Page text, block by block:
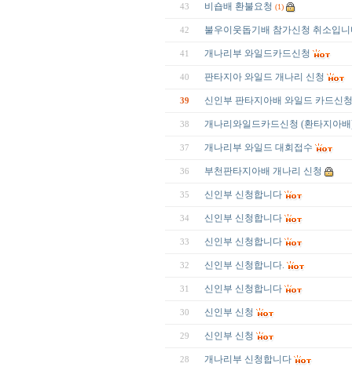
43 비숍배 환불요청 (1)
42 불우이웃돕기배 참가신청 취소입니
41 개나리부 와일드카드신청
40 판타지아 와일드 개나리 신청
39 신인부 판타지아배 와일드 카드신청
38 개나리와일드카드신청 (환타지아
37 개나리부 와일드 대회접수
36 부천판타지아배 개나리 신청
35 신인부 신청합니다
34 신인부 신청합니다
33 신인부 신청합니다
32 신인부 신청합니다.
31 신인부 신청합니다
30 신인부 신청
29 신인부 신청
28 개나리부 신청합니다